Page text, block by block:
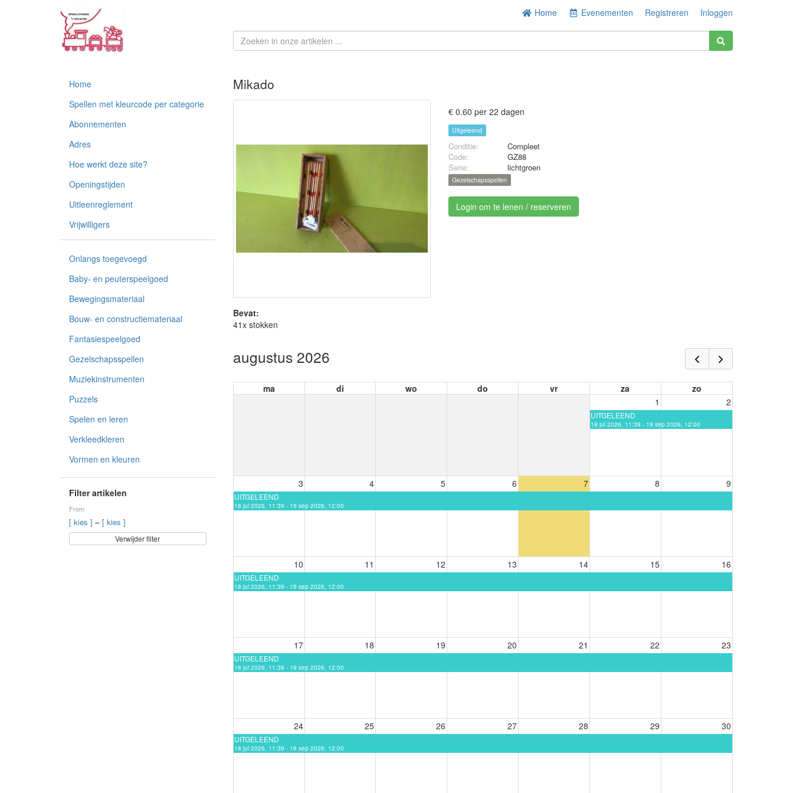
Home Evenementen Registreren Inloggen
Home
Spellen met kleurcode per categorie
Abonnementen
Adres
Hoe werkt deze site?
Openingstijden
Uitleenreglement
Vrijwilligers
Onlangs toegevoegd
Baby- en peuterspeelgoed
Bewegingsmateriaal
Bouw- en constructiemateriaal
Fantasiespeelgoed
Gezelschapsspellen
Muziekinstrumenten
Puzzels
Spelen en leren
Verkleedkleren
Vormen en kleuren
Filter artikelen
From
[ kies ] – [ kies ]
Verwijder filter
Mikado
Bevat:
41x stokken
€ 0.60 per 22 dagen
Uitgeleend
Conditie:
Compleet
Code:
GZ88
Serie:
lichtgroen
Gezelschapsspellen
Login om te lenen / reserveren
augustus 2026
ma di wo do vr za
zo
1
2
UITGELEEND
18 jul 2026, 11:39 - 19 sep 2026, 12:00
3 4 5 6 7 8 9
UITGELEEND
18 jul 2026, 11:39 - 19 sep 2026, 12:00
10 11 12 13 14 15 16
UITGELEEND
18 jul 2026, 11:39 - 19 sep 2026, 12:00
17 18 19 20 21 22 23
UITGELEEND
18 jul 2026, 11:39 - 19 sep 2026, 12:00
24 25 26 27 28 29 30
UITGELEEND
18 jul 2026, 11:39 - 19 sep 2026, 12:00